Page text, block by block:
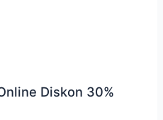
Diskon 30%